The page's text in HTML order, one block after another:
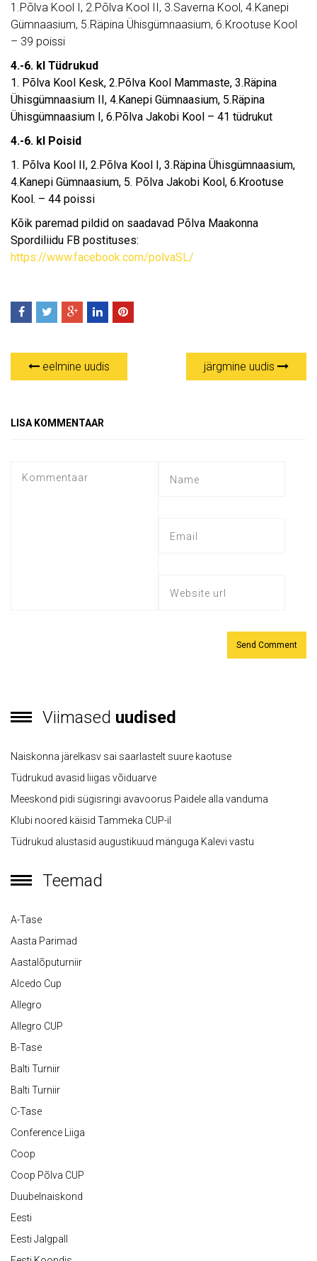
1.Põlva Kool I, 2.Põlva Kool II, 3.Saverna Kool, 4.Kanepi
Gümnaasium, 5.Räpina Ühisgümnaasium, 6.Krootuse Kool
– 39 poissi
4.-6. kl Tüdrukud
1. Põlva Kool Kesk, 2.Põlva Kool Mammaste, 3.Räpina
Ühisgümnaasium II, 4.Kanepi Gümnaasium, 5.Räpina
Ühisgümnaasium I, 6.Põlva Jakobi Kool – 41 tüdrukut
4.-6. kl Poisid
1. Põlva Kool II, 2.Põlva Kool I, 3.Räpina Ühisgümnaasium,
4.Kanepi Gümnaasium, 5. Põlva Jakobi Kool, 6.Krootuse
Kool. – 44 poissi
Kõik paremad pildid on saadavad Põlva Maakonna
Spordiliidu FB postituses:
https://www.facebook.com/polvaSL/
eelmine uudis järgmine uudis
LISA KOMMENTAAR
Viimased uudised
Naiskonna järelkasv sai saarlastelt suure kaotuse
Tüdrukud avasid liigas võiduarve
Meeskond pidi sügisringi avavoorus Paidele alla vanduma
Klubi noored käisid Tammeka CUP-il
Tüdrukud alustasid augustikuud mänguga Kalevi vastu
Teemad
A-Tase
Aasta Parimad
Aastalõputurniir
Alcedo Cup
Allegro
Allegro CUP
B-Tase
Balti Turniir
Balti Turniir
C-Tase
Conference Liiga
Coop
Coop Põlva CUP
Duubelnaiskond
Eesti
Eesti Jalgpall